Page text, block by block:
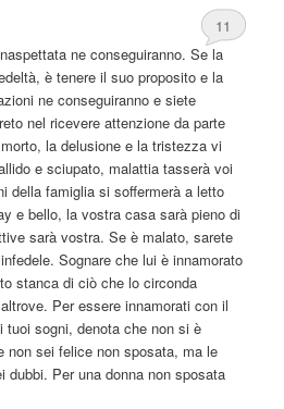
11
ne conseguiranno. Se la
è tenere il suo proposito e la
ne conseguiranno e siete
nel ricevere attenzioneda parte
la delusione e la tristezza vi
e sciupato, malattia tasserà voi
della famiglia si soffermerà a letto
e bello, la vostra casa sarà pieno di
sarà vostra. Se è malato, sarete
Sognare che lui è innamorato
stanca di ciò che lo circonda
Peressere innamorati con il
tuoi sogni, denota che non si è
non sei felice non sposata, ma le
dubbi. Per una donna non sposata